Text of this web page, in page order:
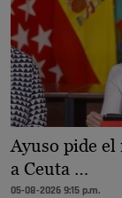
Ayuso pide el
a Ceuta …
05-08-2026 9:15 p.m.